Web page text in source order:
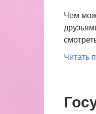
Чем
Читать